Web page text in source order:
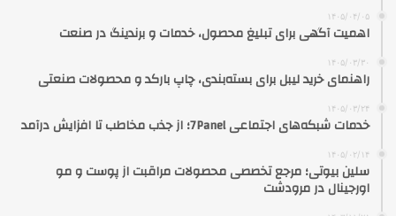
۱۴۰۵/۰۴/۰۵
اهمیت آگهی برای تبلیغ محصول، خدمات و برندینگ در صنعت
۱۴۰۵/۰۳/۳۰
راهنمای خرید لیبل برای بسته‌بندی، چاپ بارکد و محصولات صنعتی
۱۴۰۵/۰۳/۲۴
خدمات شبکه‌های اجتماعی 7Panel؛ از جذب مخاطب تا افزایش درآمد
۱۴۰۵/۰۲/۱۴
سلین بیوتی؛ مرجع تخصصی محصولات مراقبت از پوست و مو
اورجینال در مرودشت